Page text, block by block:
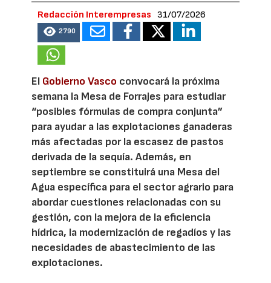
Redacción Interempresas 31/07/2026
2790
El Gobierno Vasco convocará la próxima
semana la Mesa de Forrajes para estudiar
“posibles fórmulas de compra conjunta”
para ayudar a las explotaciones ganaderas
más afectadas por la escasez de pastos
derivada de la sequía. Además, en
septiembre se constituirá una Mesa del
Agua específica para el sector agrario para
abordar cuestiones relacionadas con su
gestión, con la mejora de la eficiencia
hídrica, la modernización de regadíos y las
necesidades de abastecimiento de las
explotaciones.